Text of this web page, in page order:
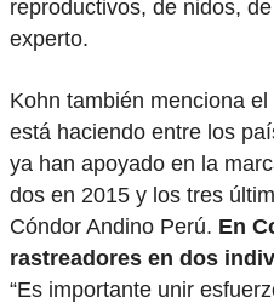
reproductivos, de nidos,
experto.
Kohn también menciona
está haciendo entre los
ya han apoyado en la
dos en 2015 y los tres
Cóndor Andino Perú. En
rastreadores en dos
“Es importante unir